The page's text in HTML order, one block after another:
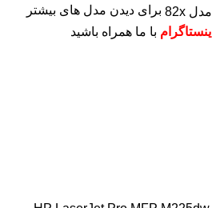
برای دیدن مدل های بیشتر
اینستاگرام با ما همراه باشید